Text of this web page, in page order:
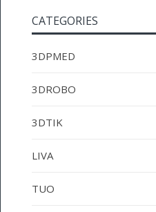
CATEGORIES
3DPMED
3DROBO
3DTIK
LIVA
TUO